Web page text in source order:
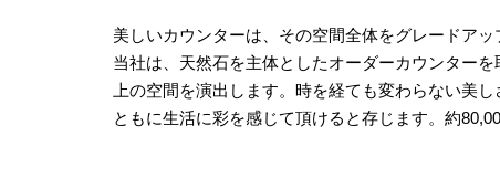
美しいカウンターは、その空間全体をグレードアッ
当社は、天然石を主体としたオーダーカウンター
上の空間を演出します。時を経ても変わらない美
ともに生活に彩を感じて頂けると存じます。約